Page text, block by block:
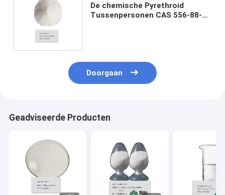
De chemische Pyrethroid
Tussenpersonen CAS 556-88-7
Doorgaan
Geadviseerde Producten